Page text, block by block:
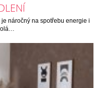
náročný na spotřebu energie i